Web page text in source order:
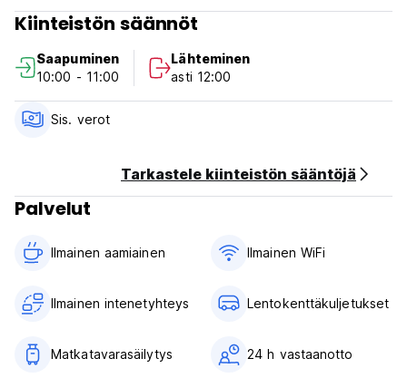
language)
Kiinteistön säännöt
Saapuminen
10:00 - 11:00
Lähteminen
asti 12:00
Sis. verot
Tarkastele kiinteistön sääntöjä
Palvelut
Ilmainen aamiainen‎ Ilmainen WiFi
Ilmainen intenetyhteys Lentokenttäkuljetukset
Matkatavarasäilytys 24 h vastaanotto